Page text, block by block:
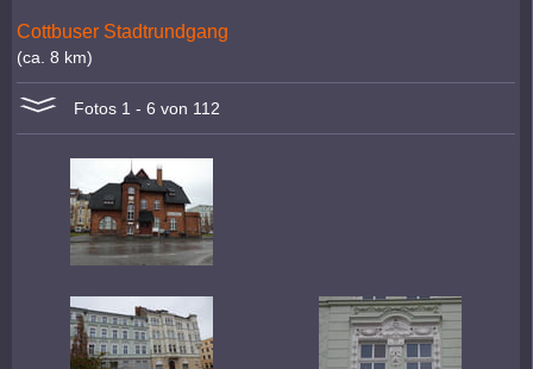
Cottbuser Stadtrundgang
(ca. 8 km)
Fotos 1 - 6 von 112